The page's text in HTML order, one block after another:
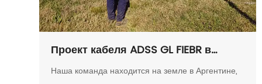
Проект кабеля ADSS GL FIEBR в
Аргентине
Наша команда находится на земле в Аргентине,